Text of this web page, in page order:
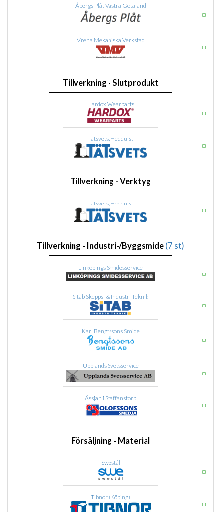
Åbergs Plåt Västra Götaland
Vrena Mekaniska Verkstad
Tillverkning - Slutprodukt
Hardox Wearparts
Tätsvets, Hedquist
Tillverkning - Verktyg
Tätsvets, Hedquist
Tillverkning - Industri-/Byggsmide (7 st)
Linköpings Smidesservice
Sitab Skepps- & Industri Teknik
Karl Bengtssons Smide
Upplands Svetsservice
Ässjan i Staffanstorp
Försäljning - Material
Swestål
Tibnor (Köping)